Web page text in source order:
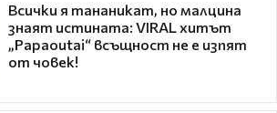
Всички я тананикат, но малцина
знаят истината: VIRAL хитът
„Papaoutai“ всъщност не е изпят
от човек!